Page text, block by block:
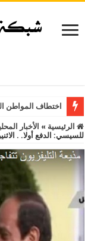
اختطاف المواطن
الرئيسية » الأخبار
للسيسي: الدفع أولا. . الاثنين 30 نوفمبر. . خطة السيسي لتقسيم